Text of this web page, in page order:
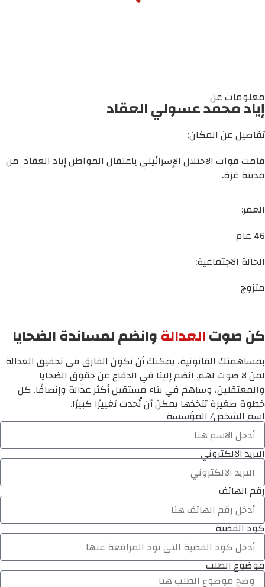
معلومات عن
إياد محمد عسولي العقاد
تفاصيل عن المكان:
قامت قوات الاحتلال الإسرائيلي باعتقال المواطن إياد العقاد من
مدينة غزة.
العمر:
46 عام
الحالة الاجتماعية:
متزوج
كن صوتالعدالةوانضم لمساندة الضحايا
بمساهمتك القانونية، يمكنك أن تكون الفارق في تحقيق العدالة
لمن لا صوت لهم. انضم إلينا في الدفاع عن حقوق الضحايا
والمعتقلين، وساهم في بناء مستقبل أكثر عدالة وإنصافًا. كل
خطوة صغيرة تتخذها يمكن أن تُحدث تغييرًا كبيرًا.
اسم الشخص/ المؤسسة
البريد الالكتروني
رقم الهاتف
كود القضية
موضوع الطلب